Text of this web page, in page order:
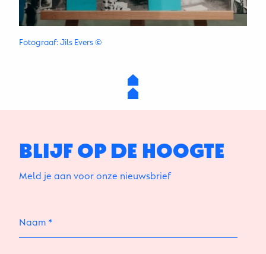
Fotograaf: Jils Evers©
BLIJF OP DE HOOGTE
Meld je aan voor onze nieuwsbrief
Naam